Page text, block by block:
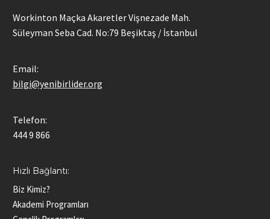
Workinton Maçka Akaretler Vişnezade Mah.
Süleyman Seba Cad. No:79 Beşiktaş / İstanbul
Email:
bilgi@yenibirlider.org
Telefon:
444 9 866
Hızlı Bağlantı:
Biz Kimiz?
Akademi Programları